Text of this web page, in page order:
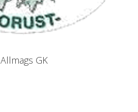
Allmags GK